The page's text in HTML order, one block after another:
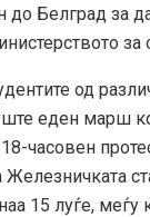
до Белград за
за
од
еден марш
часовен
Железничката
15 луѓе, меѓу